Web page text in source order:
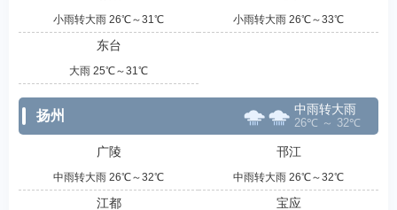
小雨转大雨 26℃～31℃ 小雨转大雨 26℃～33℃
东台
大雨 25℃～31℃
扬州 中雨转大雨
26℃ ～ 32℃
广陵
中雨转大雨 26℃～32℃
邗江
中雨转大雨 26℃～32℃
江都 宝应